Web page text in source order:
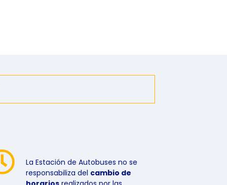
La Estación de Autobuses no se
responsabiliza del cambio de